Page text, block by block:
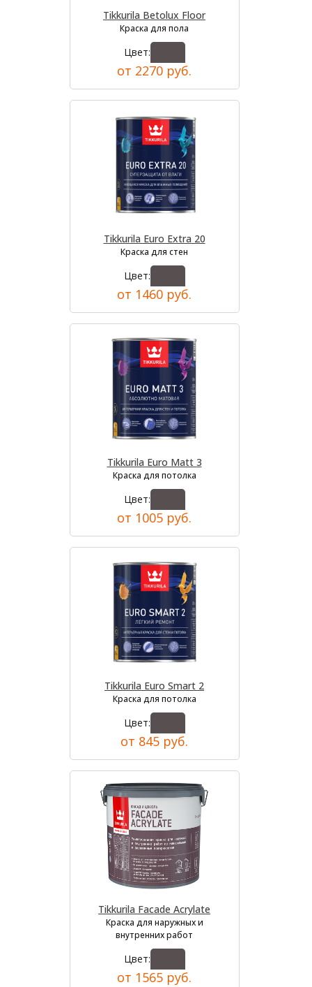
Tikkurila Betolux Floor
Краска для пола
Цвет:
от 2270 руб.
Tikkurila Euro Extra 20
Краска для стен
Цвет:
от 1460 руб.
Tikkurila Euro Matt 3
Краска для потолка
Цвет:
от 1005 руб.
Tikkurila Euro Smart 2
Краска для потолка
Цвет:
от 845 руб.
Tikkurila Facade Acrylate
Краска для наружных и
внутренних работ
Цвет:
от 1565 руб.